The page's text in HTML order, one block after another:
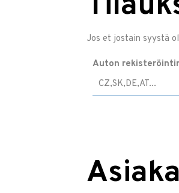
Jos et jostain syystä
Auton